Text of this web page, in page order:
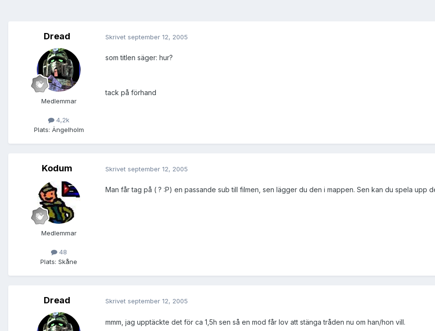
Dread
Medlemmar
4,2k
Plats: Ängelholm
Skrivet september 12, 2005
som titlen säger: hur?
tack på förhand
Kodum
Medlemmar
48
Plats: Skåne
Skrivet september 12, 2005
Man får tag på ( ? :P) en passande sub till filmen, sen lägger du den i mappen. Sen kan du spela upp
Dread Skrivet september 12, 2005
mmm, jag upptäckte det för ca 1,5h sen så en mod får lov att stänga tråden nu om han/hon vill.